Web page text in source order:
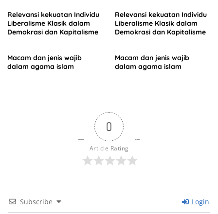
Relevansi kekuatan Individu
Liberalisme Klasik dalam
Demokrasi dan Kapitalisme
Relevansi kekuatan Individu
Liberalisme Klasik dalam
Demokrasi dan Kapitalisme
Macam dan jenis wajib
dalam agama islam
Macam dan jenis wajib
dalam agama islam
0
Article Rating
Subscribe Login